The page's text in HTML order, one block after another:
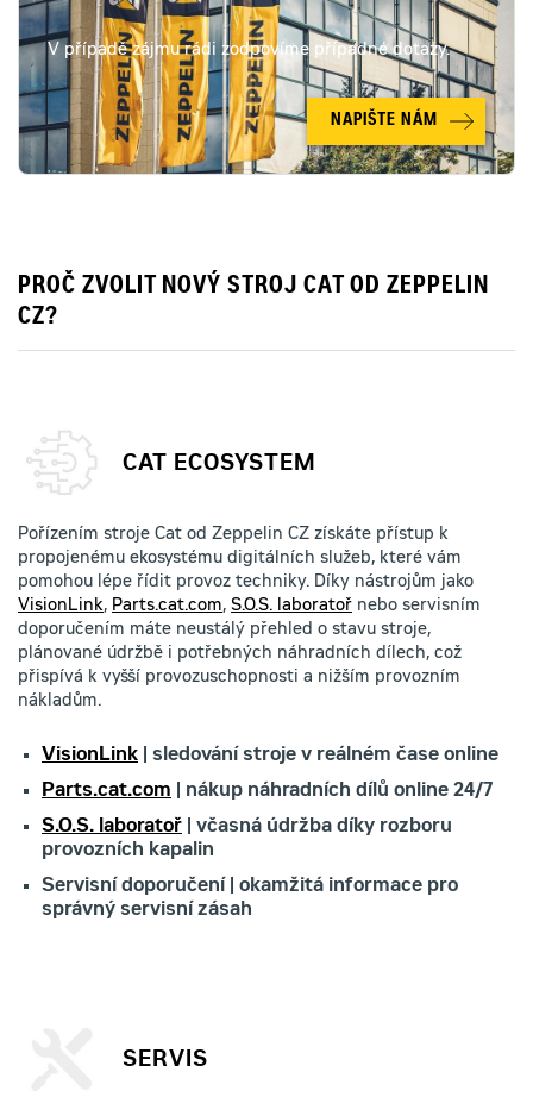
V případě zájmu rádi zodpovíme případné dotazy.
NAPIŠTE NÁM
PROČ ZVOLIT NOVÝ STROJ CAT OD ZEPPELIN
CZ?
CAT ECOSYSTEM
Pořízením stroje Cat od Zeppelin CZ získáte přístup k
propojenému ekosystému digitálních služeb, které vám
pomohou lépe řídit provoz techniky. Díky nástrojům jako
VisionLink, Parts.cat.com, S.O.S. laboratoř nebo servisním
doporučením máte neustálý přehled o stavu stroje,
plánované údržbě i potřebných náhradních dílech, což
přispívá k vyšší provozuschopnosti a nižším provozním
nákladům.
VisionLink | sledování stroje v reálném čase online
Parts.cat.com | nákup náhradních dílů online 24/7
S.O.S. laboratoř | včasná údržba díky rozboru
provozních kapalin
Servisní doporučení | okamžitá informace pro
správný servisní zásah
SERVIS